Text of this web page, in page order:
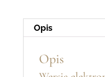
Opis
Opis